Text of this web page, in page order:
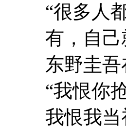
“很多人
有，自己
东野圭
“我恨你
我恨我